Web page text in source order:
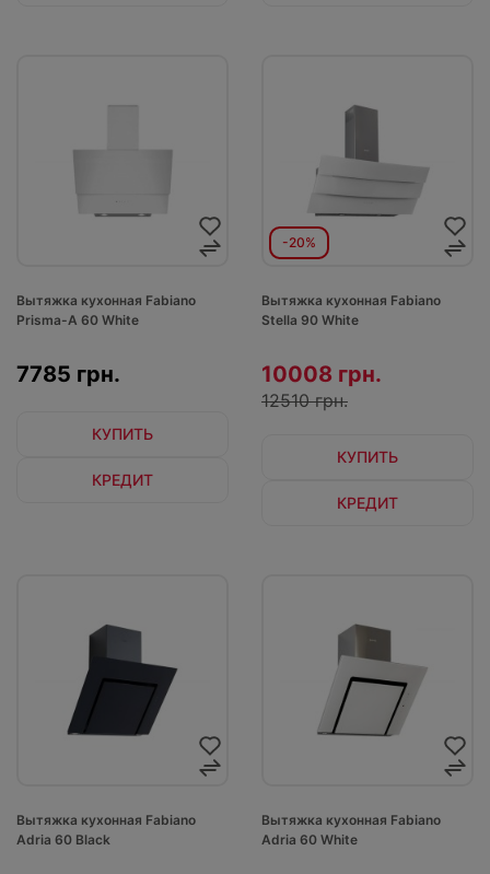
Вытяжка кухонная Fabiano
Prisma-A 60 White
7785 грн.
КУПИТЬ
КРЕДИТ
-20%
Вытяжка кухонная Fabiano
Stella 90 White
10008 грн.
12510 грн.
КУПИТЬ
КРЕДИТ
Вытяжка кухонная Fabiano
Adria 60 Black
Вытяжка кухонная Fabiano
Adria 60 White